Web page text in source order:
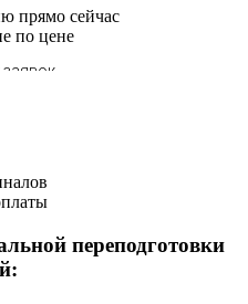
прямо сейчас
по цене
переподготовки